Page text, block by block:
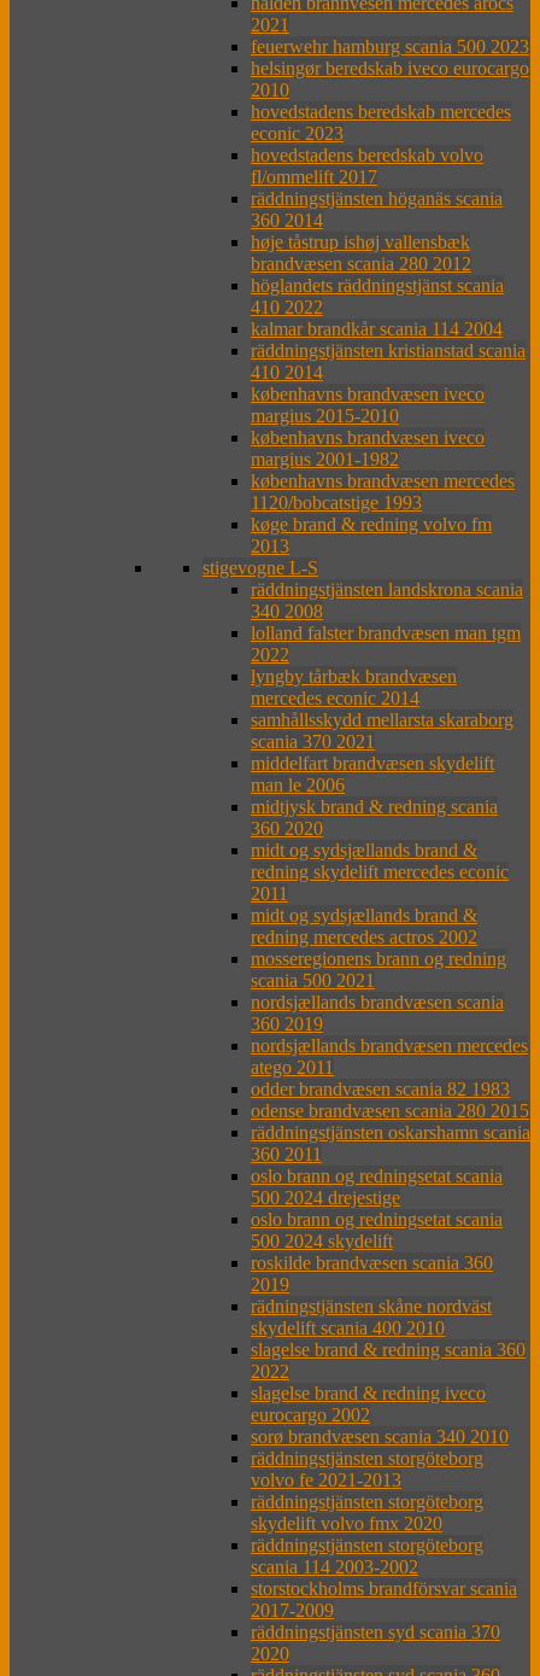
2021
feuerwehr hamburg scania 500 2023
helsingør beredskab iveco eurocargo
2010
hovedstadens beredskab mercedes
econic 2023
hovedstadens beredskab volvo
fl/ommelift 2017
räddningstjänsten höganäs scania
360 2014
høje tåstrup ishøj vallensbæk
brandvæsen scania 280 2012
höglandets räddningstjänst scania
410 2022
kalmar brandkår scania 114 2004
räddningstjänsten kristianstad scania
410 2014
københavns brandvæsen iveco
margius 2015-2010
københavns brandvæsen iveco
margius 2001-1982
københavns brandvæsen mercedes
1120/bobcatstige 1993
køge brand & redning volvo fm
2013
stigevogne L-S
räddningstjänsten landskrona scania
340 2008
lolland falster brandvæsen man tgm
2022
lyngby tårbæk brandvæsen
mercedes econic 2014
samhållsskydd mellarsta skaraborg
scania 370 2021
middelfart brandvæsen skydelift
man le 2006
midtjysk brand & redning scania
360 2020
midt og sydsjællands brand &
redning skydelift mercedes econic
2011
midt og sydsjællands brand &
redning mercedes actros 2002
mosseregionens brann og redning
scania 500 2021
nordsjællands brandvæsen scania
360 2019
nordsjællands brandvæsen mercedes
atego 2011
odder brandvæsen scania 82 1983
odense brandvæsen scania 280 2015
räddningstjänsten oskarshamn scania
360 2011
oslo brann og redningsetat scania
500 2024 drejestige
oslo brann og redningsetat scania
500 2024 skydelift
roskilde brandvæsen scania 360
2019
rädningstjänsten skåne nordväst
skydelift scania 400 2010
slagelse brand & redning scania 360
2022
slagelse brand & redning iveco
eurocargo 2002
sorø brandvæsen scania 340 2010
räddningstjänsten storgöteborg
volvo fe 2021-2013
räddningstjänsten storgöteborg
skydelift volvo fmx 2020
räddningstjänsten storgöteborg
scania 114 2003-2002
storstockholms brandförsvar scania
2017-2009
räddningstjänsten syd scania 370
2020